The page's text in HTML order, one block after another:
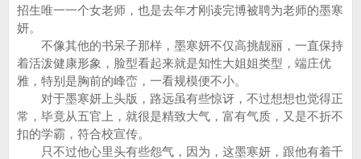
招生唯一一个女老师，也是去年才刚读完博被聘为老师的墨寒
妍。
不像其他的书呆子那样，墨寒妍不仅高挑靓丽，一直保持
着活泼健康形象，脸型看起来就是知性大姐姐类型，端庄优
雅，特别是胸前的峰峦，一看规模便不小。
对于墨寒妍上头版，路远虽有些惊讶，不过想想也觉得正
常，毕竟从五官上，就很是精致大气，富有气质，又是不折不
扣的学霸，符合校宣传。
只不过他心里头有些怨气，因为，这墨寒妍，跟他有着千